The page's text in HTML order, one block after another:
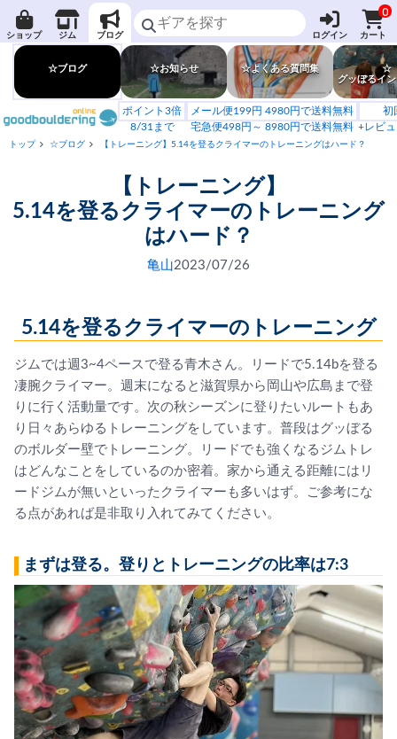
ショップ ジム ブログ ログイン
0
カート
☆ブログ ☆お知らせ ☆よくある質問集
☆
グッぼるイ
ポイント3倍
8/31まで
メール便199円 4980円で送料無料
宅急便498円～ 8980円で送料無料
初
+レビ
トップ ☆ブログ 【トレーニング】5.14を登るクライマーのトレーニングはハード？
【トレーニング】
5.14を登るクライマーのトレーニング
はハード？
亀山2023/07/26
5.14を登るクライマーのトレーニング
ジムでは週3~4ペースで登る青木さん。リードで5.14bを登る
凄腕クライマー。週末になると滋賀県から岡山や広島まで登
りに行く活動量です。次の秋シーズンに登りたいルートもあ
り日々あらゆるトレーニングをしています。普段はグッぼる
のボルダー壁でトレーニング。リードでも強くなるジムトレ
はどんなことをしているのか密着。家から通える距離にはリ
ードジムが無いといったクライマーも多いはず。ご参考にな
る点があれば是非取り入れてみてください。
まずは登る。登りとトレーニングの比率は7:3